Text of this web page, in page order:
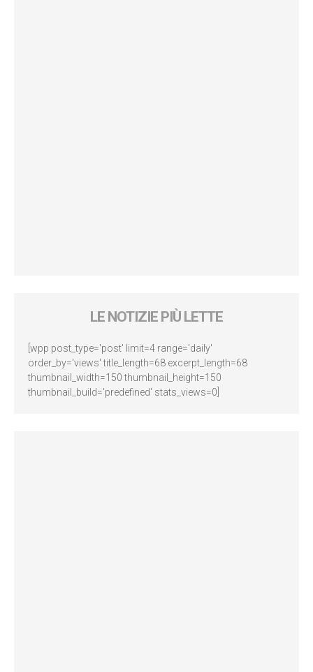
LE NOTIZIE PIÙ LETTE
[wpp post_type='post' limit=4 range='daily'
order_by='views' title_length=68 excerpt_length=68
thumbnail_width=150 thumbnail_height=150
thumbnail_build='predefined' stats_views=0]